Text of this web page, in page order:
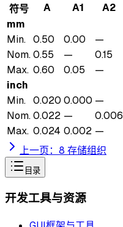
符号 A A1 A2
mm
Min. 0.50 0.00 —
Nom.0.55 — 0.15
Max. 0.60 0.05 —
inch
Min. 0.020 0.000 —
Nom.0.022 — 0.006
Max. 0.024 0.002 —
上一页： 8 存储组织
目录
开发工具与资源